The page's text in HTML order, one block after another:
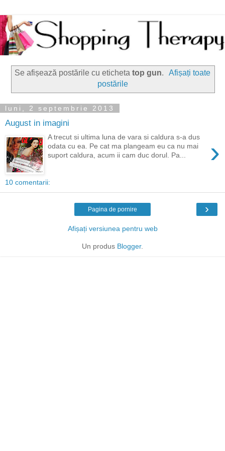
Se afișează postările cu eticheta top gun.
Afișați toate
postările
luni, 2 septembrie 2013
August in imagini
›
A trecut si ultima luna de vara si caldura s-a dus
odata cu ea. Pe cat ma plangeam eu ca nu mai
suport caldura, acum ii cam duc dorul. Pa...
10 comentarii:
›
Pagina de pornire
Afișați versiunea pentru web
Un produs Blogger.